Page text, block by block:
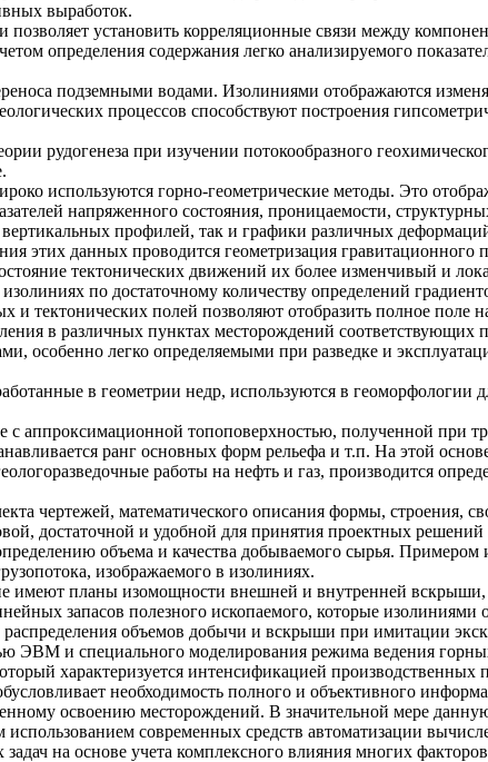
выработок.
позволяет установить корреляционные связи между
определения содержания легко анализируемого
подземными водами. Изолиниями отображаются
процессов способствуют построения
рудогенеза при изучении потокообразного
используются горно-геометрические методы. Это
напряженного состояния, проницаемости,
профилей, так и графики различных
этих данных проводится геометризация гравитационного
тектонических движений их более изменчивый и
по достаточному количеству определений
и тектонических полей позволяют отобразить полное поле
в различных пунктах месторождений соответствующих
особенно легко определяемыми при разведке и
в геометрии недр, используются в геоморфологии
с аппроксимационной топоповерхностью, полученной при
ранг основных форм рельефа и т.п. На этой
работы на нефть и газ, производится
чертежей, математического описания формы, строения,
достаточной и удобной для принятия проектных
объема и качества добываемого сырья. Примером
изображаемого в изолиниях.
имеют планы изомощности внешней и внутренней
запасов полезного ископаемого, которые
объемов добычи и вскрыши при имитации
ЭВМ и специального моделирования режима ведения
характеризуется интенсификацией
необходимость полного и объективного
освоению месторождений. В значительной мере
современных средств автоматизации
на основе учета комплексного влияния многих